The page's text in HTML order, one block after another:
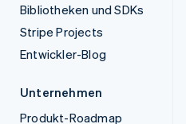
Bibliotheken und SDKs
Stripe Projects
Entwickler-Blog
Unternehmen
Produkt-Roadmap